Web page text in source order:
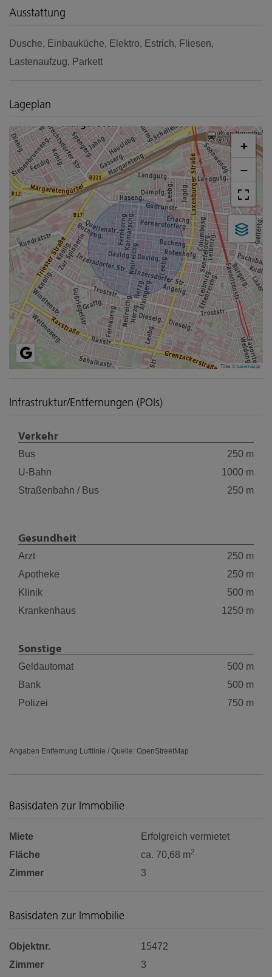
Ausstattung
Dusche Einbauküche Elektro Estrich
Fliesen
Lastenaufzug
Parkett
Lageplan
+
−
Tiles ©basemap.at
Infrastruktur/Entfernungen (POIs)
Verkehr
Bus
250 m
U-Bahn
1000 m
Straßenbahn / Bus
250 m
Gesundheit
Arzt
250 m
Apotheke
250 m
Klinik
500 m
Krankenhaus
1250 m
Sonstige
Geldautomat
500 m
Bank
500 m
Polizei
750 m
Angaben Entfernung Luftlinie / Quelle: OpenStreetMap
Basisdaten zur Immobilie
Miete
Erfolgreich vermietet
Fläche
ca. 70,68 m2
Zimmer 3
Basisdaten zur Immobilie
Objektnr.
15472
Zimmer
3